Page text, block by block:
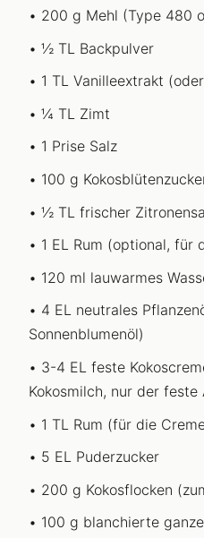
200 g Mehl (Type 480
½ TL Backpulver
1 TL Vanilleextrakt
¼ TL Zimt
1 Prise Salz
100 g
½ TL frischer
1 EL Rum (optional, für
120 ml lauwarmes
4 EL neutrales
Sonnenblumenöl)
3-4 EL feste
Kokosmilch, nur der feste
1 TL Rum (für die
5 EL Puderzucker
200 g Kokosflocken
100 g blanchierte